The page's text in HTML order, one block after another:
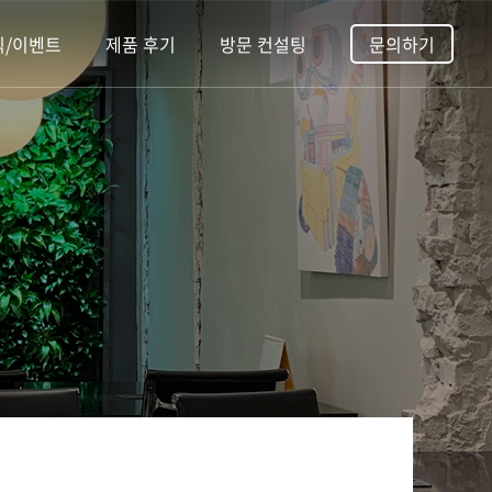
/이벤트 제품 후기 방문 컨설팅 문의하기